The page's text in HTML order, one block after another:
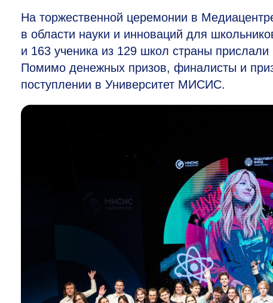
На торжественной церемонии в
в области науки и инноваций для
и 163 ученика из 129 школ страны
Помимо денежных призов, финалисты и
поступлении в Университет МИСИС.